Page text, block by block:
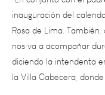
Rosa de Lima.
nos va a acompañar
diciendo la
la Villa Cabecera,